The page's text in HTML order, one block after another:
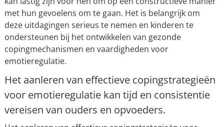
met hun gevoelens om te gaan. Het is belangrijk om
deze uitdagingen serieus te nemen en kinderen te
ondersteunen bij het ontwikkelen van gezonde
copingmechanismen en vaardigheden voor
emotieregulatie.
Het aanleren van effectieve copingstrategieën
voor emotieregulatie kan tijd en consistentie
vereisen van ouders en opvoeders.